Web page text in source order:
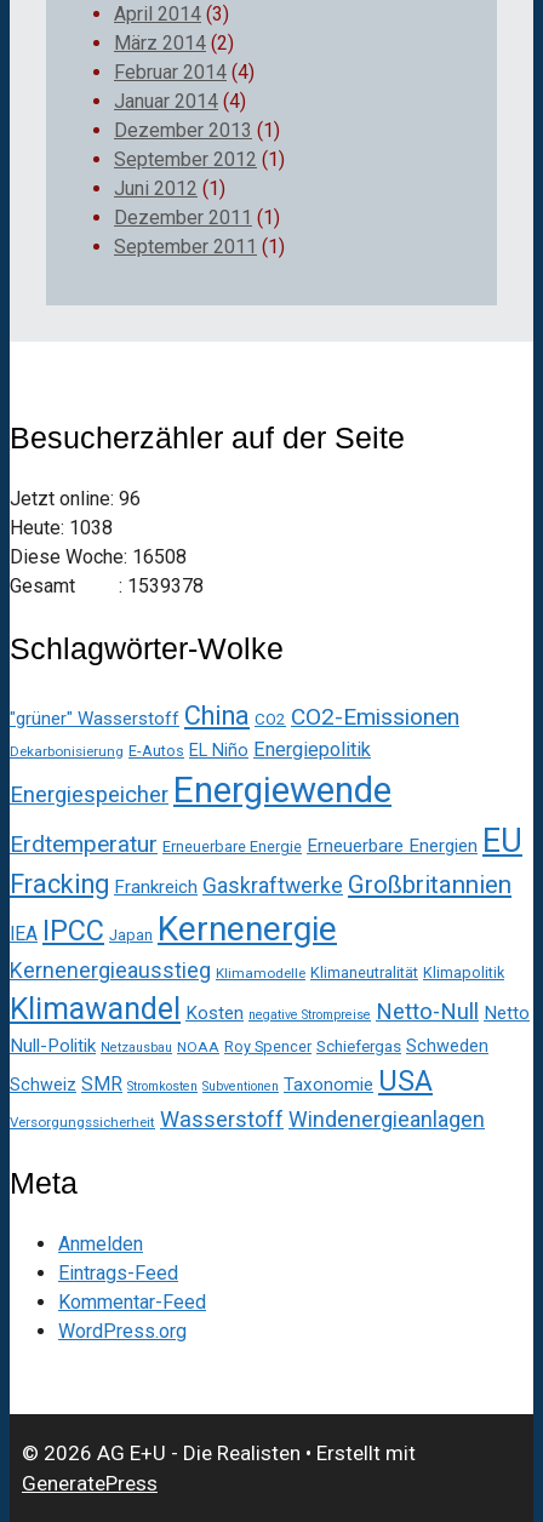
April 2014 (3)
März 2014 (2)
Februar 2014 (4)
Januar 2014 (4)
Dezember 2013 (1)
September 2012 (1)
Juni 2012 (1)
Dezember 2011 (1)
September 2011 (1)
Besucherzähler auf der Seite
Jetzt online: 96
Heute: 1038
Diese Woche: 16508
Gesamt : 1539378
Schlagwörter-Wolke
"grüner" Wasserstoff China CO2 CO2-Emissionen
Dekarbonisierung E-Autos EL Niño Energiepolitik
Energiespeicher Energiewende
Erdtemperatur Erneuerbare Energie Erneuerbare Energien EU
Fracking Frankreich Gaskraftwerke Großbritannien
IEA IPCC Japan Kernenergie
Kernenergieausstieg Klimamodelle Klimaneutralität Klimapolitik
Klimawandel Kosten negative Strompreise Netto-Null
Netto
Null-Politik Netzausbau NOAA Roy Spencer Schiefergas Schweden
Schweiz SMR Stromkosten Subventionen Taxonomie USA
Versorgungssicherheit Wasserstoff Windenergieanlagen
Meta
Anmelden
Eintrags-Feed
Kommentar-Feed
WordPress.org
© 2026 AG E+U - Die Realisten • Erstellt mit
GeneratePress